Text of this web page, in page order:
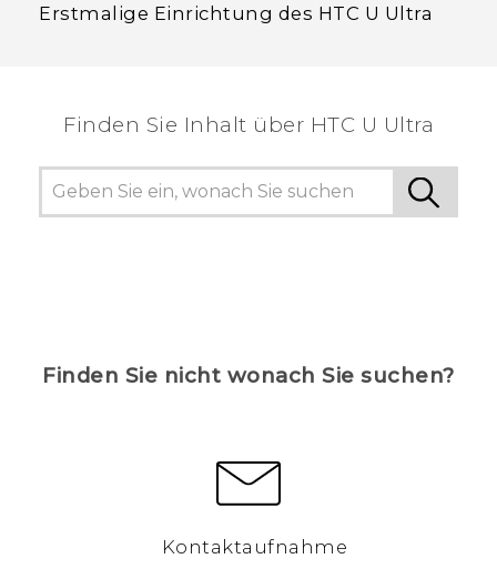
Erstmalige Einrichtung des HTC U Ultra
Finden Sie Inhalt über‎ HTC U Ultra
Finden Sie nicht wonach Sie suchen?
Kontaktaufnahme